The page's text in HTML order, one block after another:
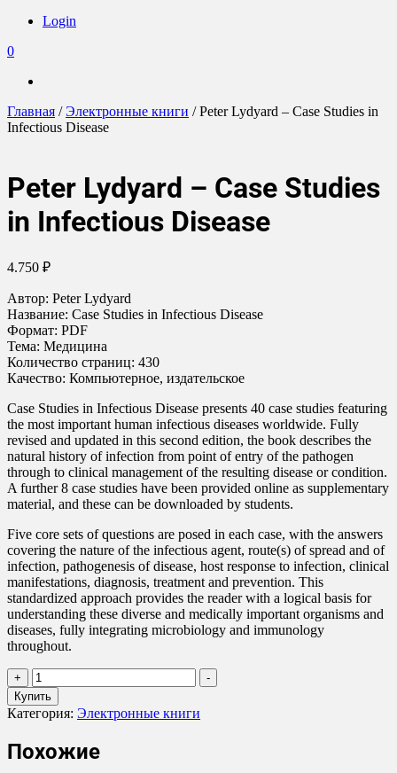
Login
0
Главная / Электронные книги / Peter Lydyard – Case Studies in
Infectious Disease
Peter Lydyard – Case Studies
in Infectious Disease
4.750 ₽
Автор: Peter Lydyard
Название: Case Studies in Infectious Disease
Формат: PDF
Тема: Медицина
Количество страниц: 430
Качество: Компьютерное, издательское
Case Studies in Infectious Disease presents 40 case studies featuring
the most important human infectious diseases worldwide. Fully
revised and updated in this second edition, the book describes the
natural history of infection from point of entry of the pathogen
through to clinical management of the resulting disease or condition.
A further 8 case studies have been provided online as supplementary
material, and these can be downloaded by students.
Five core sets of questions are posed in each case, with the answers
covering the nature of the infectious agent, route(s) of spread and of
infection, pathogenesis of disease, host response to infection, clinical
manifestations, diagnosis, treatment and prevention. This
standardized approach provides the reader with a logical basis for
understanding these diverse and medically important organisms and
diseases, fully integrating microbiology and immunology
throughout.
+
Количество
товара
Peter
Lydyard
Case
-
Купить
Категория: Электронные книги
Похожие